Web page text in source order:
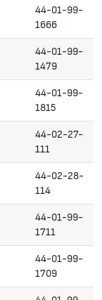
44-01-99-
1666
44-01-99-
1479
44-01-99-
1815
44-02-27-
111
44-02-28-
114
44-01-99-
1711
44-01-99-
1709